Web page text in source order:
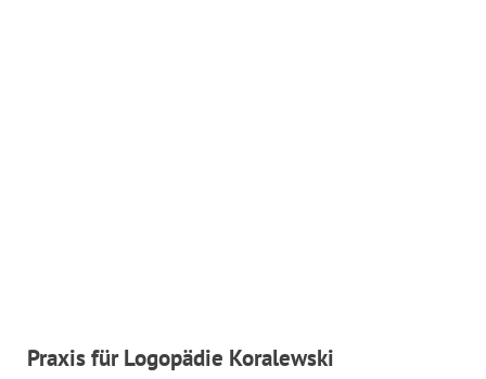
Praxis für Logopädie Koralewski